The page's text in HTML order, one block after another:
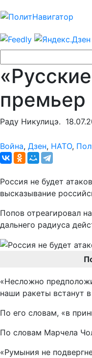
Раду Никулицэ.
Война, Дзен, НАТО,
Россия не будет
высказывание
Попов отреагировал
дальнего радиуса
«Несложно
наши ракеты встанут
По его словам, «в
По словам Марчела
«Румыния не